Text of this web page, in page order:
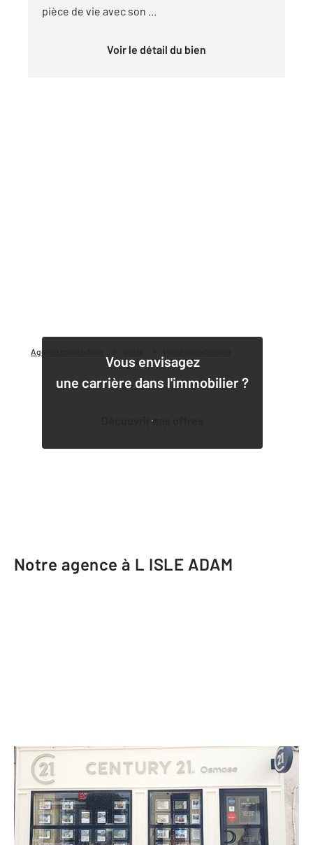
Agence immobilière
pièce de vie avec son ...
Voir le détail du bien
Vous envisagez
une carrière dans l'immobilier ?
Découvrir nos offres
Notre agence à L ISLE ADAM
CENTURY 21 Osmose
38 Grande rue
L ISLE ADAM - 95290